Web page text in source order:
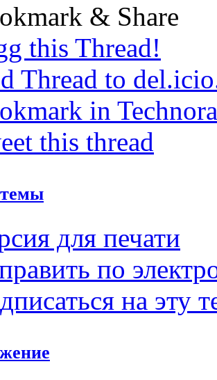
& Share
this Thread!
Thread to
in
this thread
для печати
по
на эту